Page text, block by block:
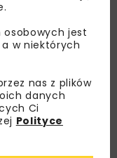
ZAPISZ MNIE
jest
a w niektórych
nas z plików
danych
Ci
Polityce